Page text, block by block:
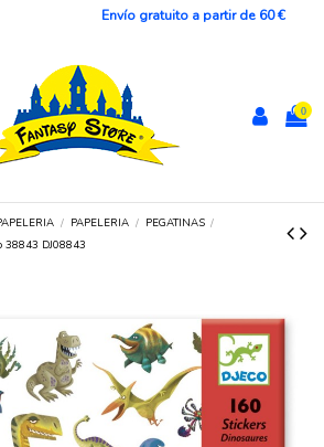
Envío gratuito a partir de 60 €
0
PAPELERIA
PEGATINAS
38843 DJ08843